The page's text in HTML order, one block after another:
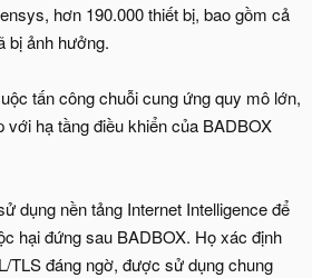
hơn 190.000 thiết bị, bao gồm cả
bị ảnh hưởng.
tấn công chuỗi cung ứng quy mô lớn,
với hạ tầng điều khiển của BADBOX
dụng nền tảng Internet Intelligence để
hại đứng sau BADBOX. Họ xác định
TLS đáng ngờ, được sử dụng chung